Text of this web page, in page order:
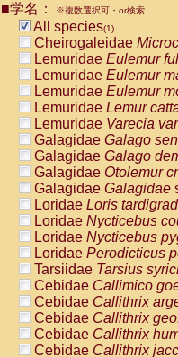
CebidaeCebus
CebidaeCebus
CebidaeSaimiri
CebidaeSaimiri
AtelidaeAlouatta
AtelidaeAlouatta
AtelidaeAlouatta
AtelidaeAlouattaspp.
AtelidaeAteles
AtelidaeAteles
AtelidaeAteles
AtelidaeAtelesspp.(0)
Atelidae Lagothrix
AtelidaeLagothrix
PitheciidaeCacajao
PitheciidaeCallicebus
PitheciidaeCallicebus
PitheciidaeCallicebus
PitheciidaeCallicebus
PitheciidaeCallicebus
Pitheciidae
PitheciidaePithecia
■学名： ※複数選択可・or検索
All species(1)
Cheirogaleidae
Lemuridae Eulemur
Lemuridae Eulemur
Lemuridae Eulemur
Lemuridae Lemur
Lemuridae Varecia
Galagidae Galago
Galagidae Galago
Galagidae Otolemur
Galagidae Galagidae
Loridae Loris
Loridae Nycticebus
Loridae Nycticebus
Loridae Perodicticus
Tarsiidae Tarsius
Cebidae Callimico
Cebidae Callithrix
Cebidae Callithrix
Cebidae Callithrix
Cebidae Callithrix